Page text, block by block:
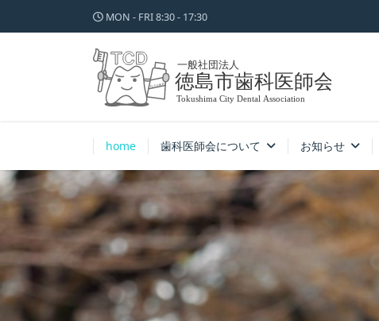
MON - FRI 8:30 - 17:30
home 歯科医師会について お知らせ